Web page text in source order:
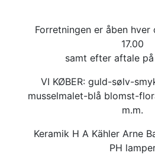
Forretningen er åben hver
17.00
samt efter aftale
VI KØBER: guld-sølv-
musselmalet-blå blomst-
m.m.
Keramik H A Kähler Arne
PH